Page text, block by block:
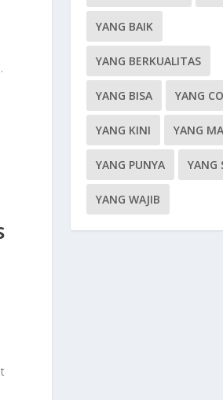
YANG BAIK
YANG BERKUALITAS
YANG BISA YANG
YANG KINI YANG
YANG PUNYA YANG
YANG WAJIB